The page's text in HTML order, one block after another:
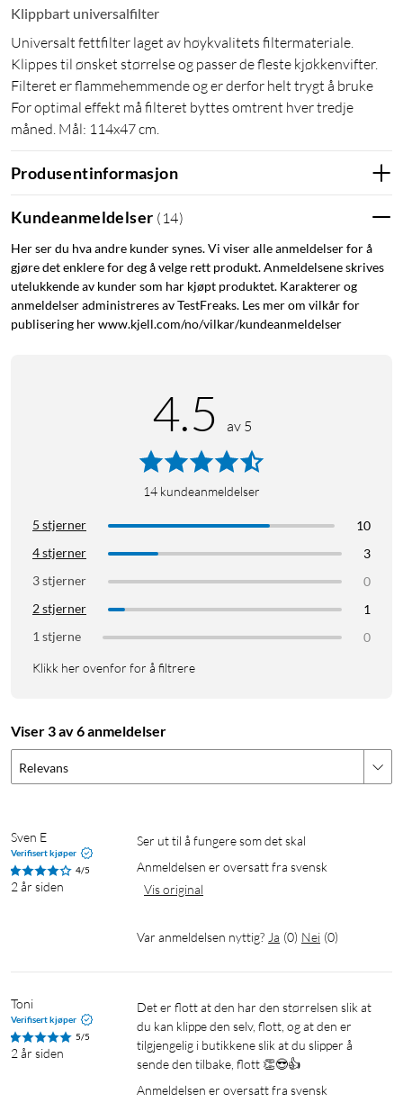
Klippbart universalfilter
Universalt fettfilter laget av høykvalitets filtermateriale.
Klippes til ønsket størrelse og passer de fleste kjøkkenvifter.
Filteret er flammehemmende og er derfor helt trygt å bruke
For optimal effekt må filteret byttes omtrent hver tredje
måned. Mål: 114x47 cm.
Produsentinformasjon
Kundeanmeldelser ( 14)
Her ser du hva andre kunder synes. Vi viser alle anmeldelser for å
gjøre det enklere for deg å velge rett produkt. Anmeldelsene skrives
utelukkende av kunder som har kjøpt produktet. Karakterer og
anmeldelser administreres av TestFreaks. Les mer om vilkår for
publisering her www.kjell.com/no/vilkar/kundeanmeldelser
4.5 av 5
14 kundeanmeldelser
5 stjerner
10
4 stjerner
3
3 stjerner
0
2 stjerner
1
1 stjerne
0
Klikk her ovenfor for å filtrere
Viser 3 av 6 anmeldelser
Relevans
Sven E
Verifisert kjøper
4/5
2 år siden
Ser ut til å fungere som det skal
Anmeldelsen er oversatt fra svensk
Vis original
Var anmeldelsen nyttig? Ja (0) Nei (0)
Toni
Verifisert kjøper
5/5
2 år siden
Det er flott at den har den størrelsen slik at
du kan klippe den selv, flott, og at den er
tilgjengelig i butikkene slik at du slipper å
sende den tilbake, flott 👏😎👍
Anmeldelsen er oversatt fra svensk